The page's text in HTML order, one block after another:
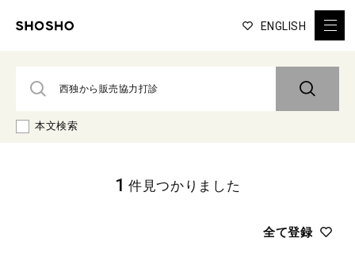
ENGLISH
本文検索
全て登録
1 件見つかりました